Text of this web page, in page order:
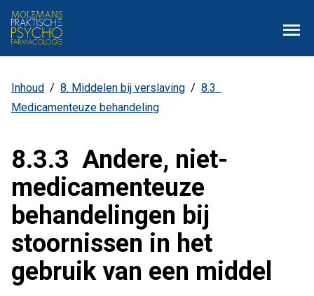
Overslaan
en
naar
inhoud
gaan
Menu
Kruimelpad
Inhoud 8. Middelen bij verslaving
8.3
Medicamenteuze behandeling
8.3.3 Andere, niet-
medicamenteuze
behandelingen bij
stoornissen in het
gebruik van een middel